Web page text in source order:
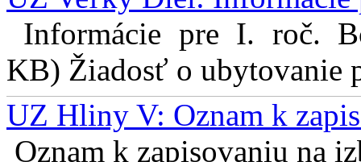
Informácie pre I. roč.
KB) Žiadosť o ubytovanie
UZ Hliny V: Oznam k
Oznam k zapisovaniu na